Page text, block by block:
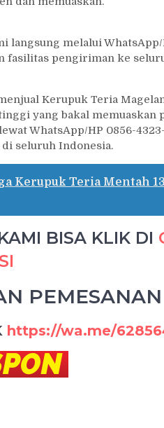
langsung melalui WhatsApp/
fasilitas pengiriman ke
Kerupuk Teria
yang bakal memuaskan
WhatsApp/HP 0856-
seluruh Indonesia.
Kerupuk Teria Mentah
BISA KLIK DI
PEMESANAN
https://wa.me/